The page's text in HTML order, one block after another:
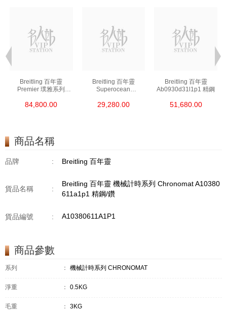
Breitling 百年靈
Premier 璞雅系列
84,800.00
Breitling 百年靈
Superocean
A17376a31l1s1 精鋼
29,280.00
Breitling 百年靈
Ab0930d31l1p1 精鋼
51,680.00
商品名稱
品牌 : Breitling 百年靈
貨品名稱 :
Breitling 百年靈 機械計時系列 Chronomat A10380
611a1p1 精鋼/鑽
貨品編號 : A10380611A1P1
商品參數
系列 ： 機械計時系列 CHRONOMAT
淨重 ： 0.5KG
毛重 ： 3KG